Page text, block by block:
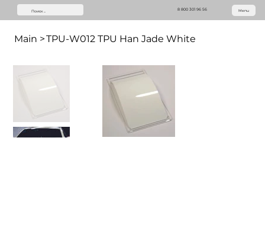
8 800 301 96 56 Menu
Main >TPU-W012 TPU Han Jade White